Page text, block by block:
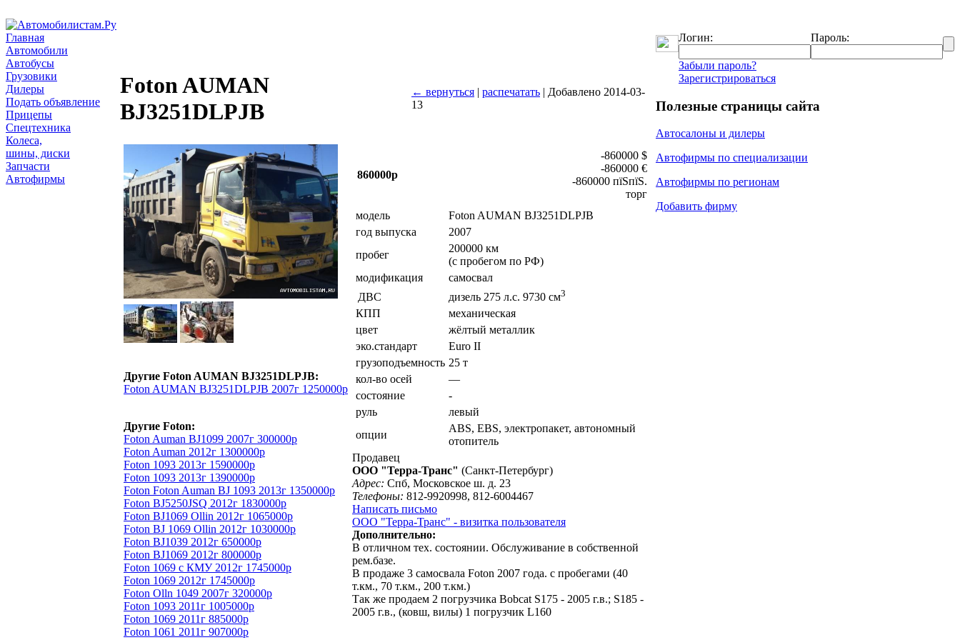
Главная
Автомобили
Автобусы
Грузовики
Дилеры
Подать объявление
Прицепы
Спецтехника
Колеса,
шины, диски
Запчасти
Автофирмы
Foton AUMAN
BJ3251DLPJB
← вернуться | распечатать | Добавлено 2014-03-
13
Другие Foton AUMAN BJ3251DLPJB:
Foton AUMAN BJ3251DLPJB 2007г 1250000р
Другие Foton:
Foton Auman BJ1099 2007г 300000р
Foton Auman 2012г 1300000р
Foton 1093 2013г 1590000р
Foton 1093 2013г 1390000р
Foton Foton Auman BJ 1093 2013г 1350000р
Foton BJ5250JSQ 2012г 1830000р
Foton BJ1069 Ollin 2012г 1065000р
Foton BJ 1069 Ollin 2012г 1030000р
Foton BJ1039 2012г 650000р
Foton BJ1069 2012г 800000р
Foton 1069 с КМУ 2012г 1745000р
Foton 1069 2012г 1745000р
Foton Olln 1049 2007г 320000р
Foton 1093 2011г 1005000р
Foton 1069 2011г 885000р
Foton 1061 2011г 907000р
860000р
-860000 $
-860000 €
-860000 пїЅпїЅ.
торг
модель
Foton AUMAN BJ3251DLPJB
год выпуска
2007
пробег
200000 км
(с пробегом по РФ)
модификация
самосвал
ДВС
дизель 275 л.с. 9730 см3
КПП
механическая
цвет
жёлтый металлик
эко.стандарт
Euro II
грузоподъемность 25 т
кол-во осей
—
состояние
-
руль
левый
опции
ABS, EBS, электропакет, автономный
отопитель
Продавец
ООО "Терра-Транс" (Санкт-Петербург)
Адрес: Спб, Московское ш. д. 23
Телефоны: 812-9920998, 812-6004467
Написать письмо
ООО "Терра-Транс" - визитка пользователя
Дополнительно:
В отличном тех. состоянии. Обслуживание в собственной
рем.базе.
В продаже 3 самосвала Foton 2007 года. с пробегами (40
т.км., 70 т.км., 200 т.км.)
Так же продаем 2 погрузчика Bobcat S175 - 2005 г.в.; S185 -
2005 г.в., (ковш, вилы) 1 погрузчик L160
Логин: Пароль:
Забыли пароль?
Зарегистрироваться
Полезные страницы сайта
Автосалоны и дилеры
Автофирмы по специализации
Автофирмы по регионам
Добавить фирму